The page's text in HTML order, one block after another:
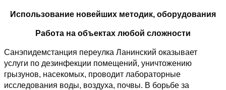
Использование новейших методик, оборудования
Работа на объектах любой сложности
Санэпидемстанция переулка Ланинский оказывает
услуги по дезинфекции помещений, уничтожению
грызунов, насекомых, проводит лабораторные
исследования воды, воздуха, почвы. В борьбе за